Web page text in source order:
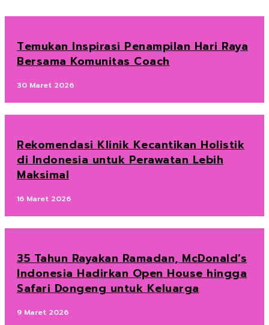
Temukan Inspirasi Penampilan Hari Raya
Bersama Komunitas Coach
30 Maret 2026
Rekomendasi Klinik Kecantikan Holistik
di Indonesia untuk Perawatan Lebih
Maksimal
16 Maret 2026
35 Tahun Rayakan Ramadan, McDonald’s
Indonesia Hadirkan Open House hingga
Safari Dongeng untuk Keluarga
9 Maret 2026